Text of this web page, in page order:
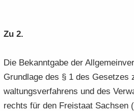
Zu 2.
Die Be­kannt­ga­be der
Grund­la­ge des § 1 des Ge­set­zes
wal­tungs­ver­fah­rens und des
rechts für den Frei­staat Sach­sen